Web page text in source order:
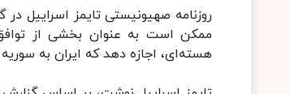
ممکن است به عنوان بخشی از
هسته‌ای، اجازه دهد که ایران به